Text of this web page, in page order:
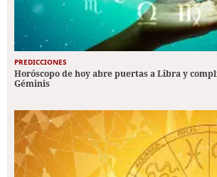
PREDICCIONES
Horóscopo de hoy abre puertas a Libra y
Géminis